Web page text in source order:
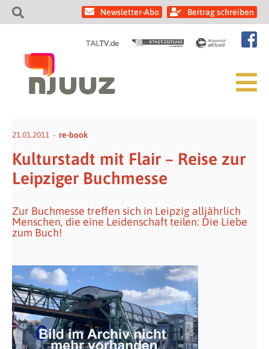
Newsletter-Abo Beitrag schreiben
21.01.2011 re-book
Kulturstadt mit Flair – Reise zur
Leipziger Buchmesse
Zur Buchmesse treffen sich in Leipzig alljährlich
Menschen, die eine Leidenschaft teilen: Die Liebe
zum Buch!